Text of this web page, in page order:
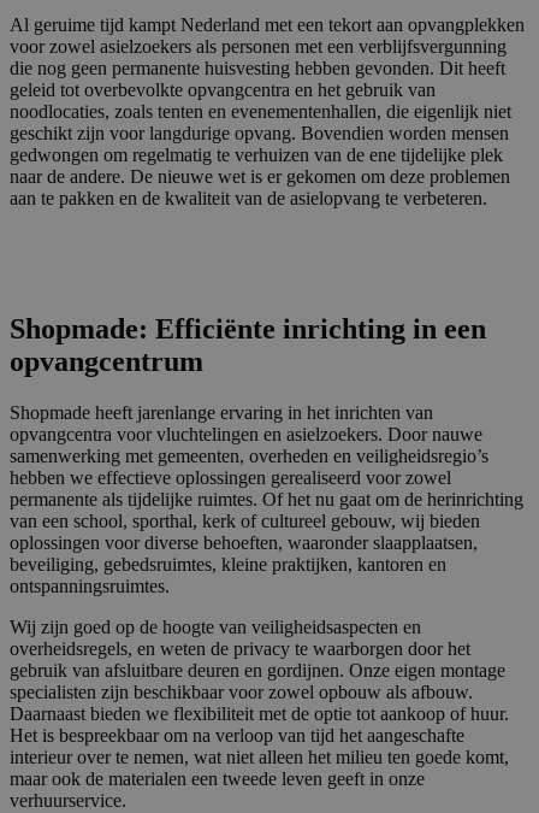
Al geruime tijd kampt Nederland met een tekort aan opvangplekken
voor zowel asielzoekers als personen met een verblijfsvergunning
die nog geen permanente huisvesting hebben gevonden. Dit heeft
geleid tot overbevolkte opvangcentra en het gebruik van
noodlocaties, zoals tenten en evenementenhallen, die eigenlijk niet
geschikt zijn voor langdurige opvang. Bovendien worden mensen
gedwongen om regelmatig te verhuizen van de ene tijdelijke plek
naar de andere. De nieuwe wet is er gekomen om deze problemen
aan te pakken en de kwaliteit van de asielopvang te verbeteren.
Shopmade: Efficiënte inrichting in een
opvangcentrum
Shopmade heeft jarenlange ervaring in het inrichten van
opvangcentra voor vluchtelingen en asielzoekers. Door nauwe
samenwerking met gemeenten, overheden en veiligheidsregio’s
hebben we effectieve oplossingen gerealiseerd voor zowel
permanente als tijdelijke ruimtes. Of het nu gaat om de herinrichting
van een school, sporthal, kerk of cultureel gebouw, wij bieden
oplossingen voor diverse behoeften, waaronder slaapplaatsen,
beveiliging, gebedsruimtes, kleine praktijken, kantoren en
ontspanningsruimtes.
Wij zijn goed op de hoogte van veiligheidsaspecten en
overheidsregels, en weten de privacy te waarborgen door het
gebruik van afsluitbare deuren en gordijnen. Onze eigen montage
specialisten zijn beschikbaar voor zowel opbouw als afbouw.
Daarnaast bieden we flexibiliteit met de optie tot aankoop of huur.
Het is bespreekbaar om na verloop van tijd het aangeschafte
interieur over te nemen, wat niet alleen het milieu ten goede komt,
maar ook de materialen een tweede leven geeft in onze
verhuurservice.